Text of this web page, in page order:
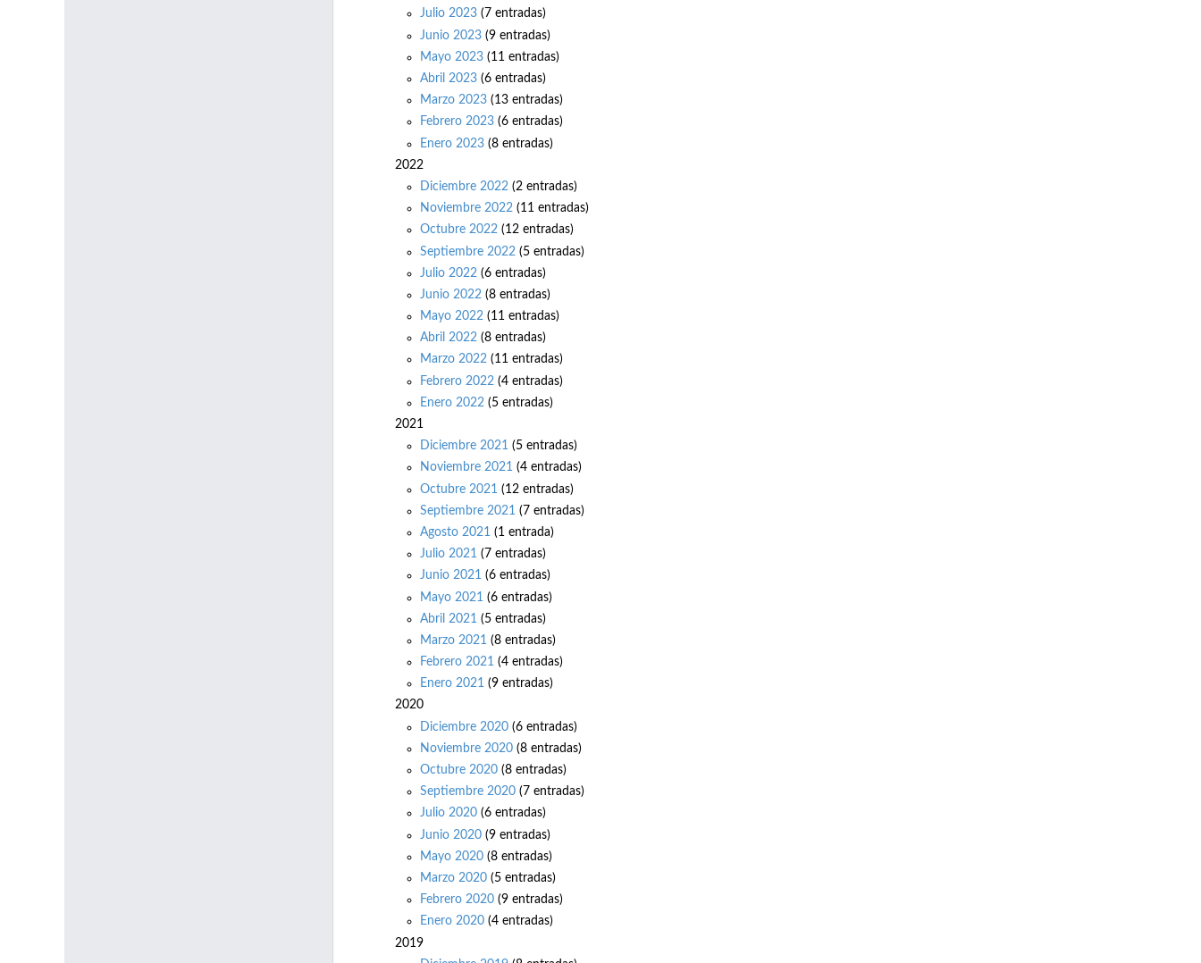
Julio 2023 (7 entradas)
Junio 2023 (9 entradas)
Mayo 2023 (11 entradas)
Abril 2023 (6 entradas)
Marzo 2023 (13 entradas)
Febrero 2023 (6 entradas)
Enero 2023 (8 entradas)
2022
Diciembre 2022 (2 entradas)
Noviembre 2022 (11 entradas)
Octubre 2022 (12 entradas)
Septiembre 2022 (5 entradas)
Julio 2022 (6 entradas)
Junio 2022 (8 entradas)
Mayo 2022 (11 entradas)
Abril 2022 (8 entradas)
Marzo 2022 (11 entradas)
Febrero 2022 (4 entradas)
Enero 2022 (5 entradas)
2021
Diciembre 2021 (5 entradas)
Noviembre 2021 (4 entradas)
Octubre 2021 (12 entradas)
Septiembre 2021 (7 entradas)
Agosto 2021 (1 entrada)
Julio 2021 (7 entradas)
Junio 2021 (6 entradas)
Mayo 2021 (6 entradas)
Abril 2021 (5 entradas)
Marzo 2021 (8 entradas)
Febrero 2021 (4 entradas)
Enero 2021 (9 entradas)
2020
Diciembre 2020 (6 entradas)
Noviembre 2020 (8 entradas)
Octubre 2020 (8 entradas)
Septiembre 2020 (7 entradas)
Julio 2020 (6 entradas)
Junio 2020 (9 entradas)
Mayo 2020 (8 entradas)
Marzo 2020 (5 entradas)
Febrero 2020 (9 entradas)
Enero 2020 (4 entradas)
2019